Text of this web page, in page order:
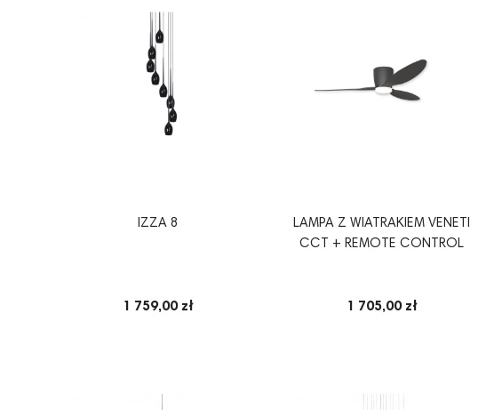
IZZA 8
1 759,00 zł
LAMPA Z WIATRAKIEM VENETI
CCT + REMOTE CONTROL
1 705,00 zł